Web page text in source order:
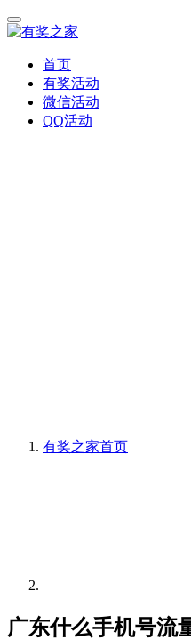
首页
有奖活动
微信活动
QQ活动
有奖之家首页
广东什么手机号流